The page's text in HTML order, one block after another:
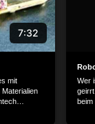
über Gerätescans
klicken, um der
detailliertere
oder diese
Ihre Einwilligung
Ihre Einstellungen
7:32
mit
Wer
beim